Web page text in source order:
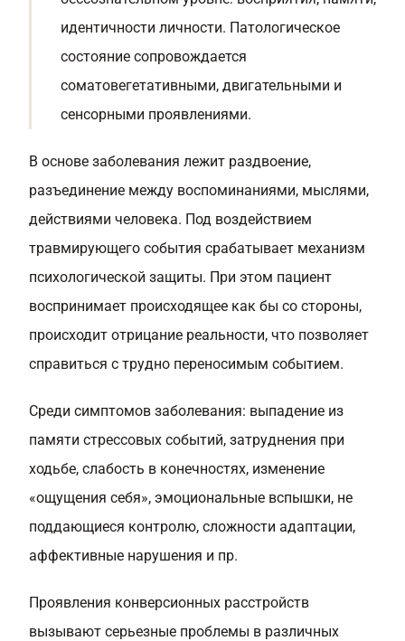
идентичности личности. Патологическое
состояние сопровождается
соматовегетативными, двигательными и
сенсорными проявлениями.
В основе заболевания лежит раздвоение,
разъединение между воспоминаниями, мыслями,
действиями человека. Под воздействием
травмирующего события срабатывает механизм
психологической защиты. При этом пациент
воспринимает происходящее как бы со стороны,
происходит отрицание реальности, что позволяет
справиться с трудно переносимым событием.
Среди симптомов заболевания: выпадение из
памяти стрессовых событий, затруднения при
ходьбе, слабость в конечностях, изменение
«ощущения себя», эмоциональные вспышки, не
поддающиеся контролю, сложности адаптации,
аффективные нарушения и пр.
Проявления конверсионных расстройств
вызывают серьезные проблемы в различных